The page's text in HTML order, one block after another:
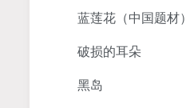
蓝莲花（中国题材）
破损的耳朵
黑岛